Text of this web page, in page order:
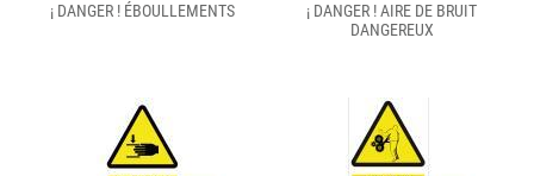
¡ DANGER ! ÉBOULLEMENTS
¡ DANGER ! AIRE DE BRUIT
DANGEREUX